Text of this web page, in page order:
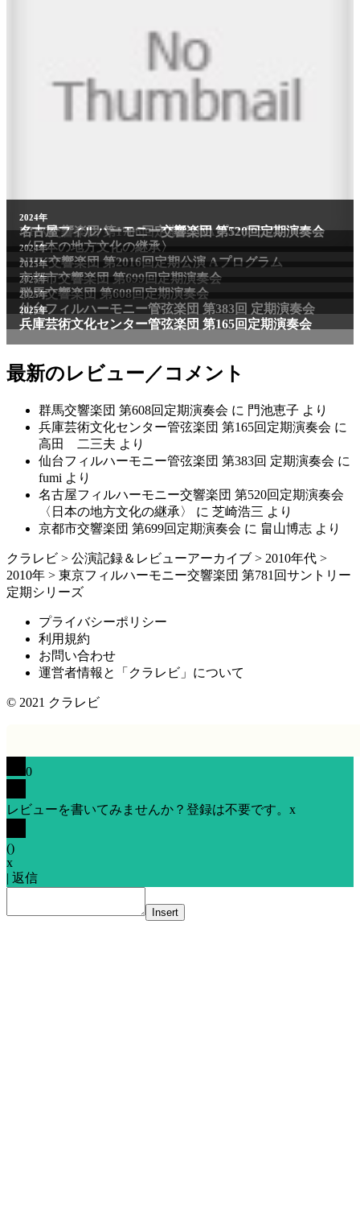
2011年
NHK交響楽団 第1706回定期公演Aプログラム
2024年
名古屋フィルハーモニー交響楽団 第520回定期演奏会
〈日本の地方文化の継承〉
2024年
NHK交響楽団 第2016回定期公演 Aプログラム
2025年
京都市交響楽団 第699回定期演奏会
2025年
群馬交響楽団 第608回定期演奏会
2025年
仙台フィルハーモニー管弦楽団 第383回 定期演奏会
2025年
兵庫芸術文化センター管弦楽団 第165回定期演奏会
最新のレビュー／コメント
群馬交響楽団 第608回定期演奏会 に 門池恵子 より
兵庫芸術文化センター管弦楽団 第165回定期演奏会 に
高田 二三夫 より
仙台フィルハーモニー管弦楽団 第383回 定期演奏会 に
fumi より
名古屋フィルハーモニー交響楽団 第520回定期演奏会
〈日本の地方文化の継承〉
に 芝崎浩三 より
京都市交響楽団 第699回定期演奏会 に 畠山博志 より
クラレビ > 公演記録＆レビューアーカイブ > 2010年代 >
2010年 > 東京フィルハーモニー交響楽団 第781回サントリー
定期シリーズ
プライバシーポリシー
利用規約
お問い合わせ
運営者情報と「クラレビ」について
© 2021 クラレビ
0
レビューを書いてみませんか？登録は不要です。 x
()
x
| 返信
Insert